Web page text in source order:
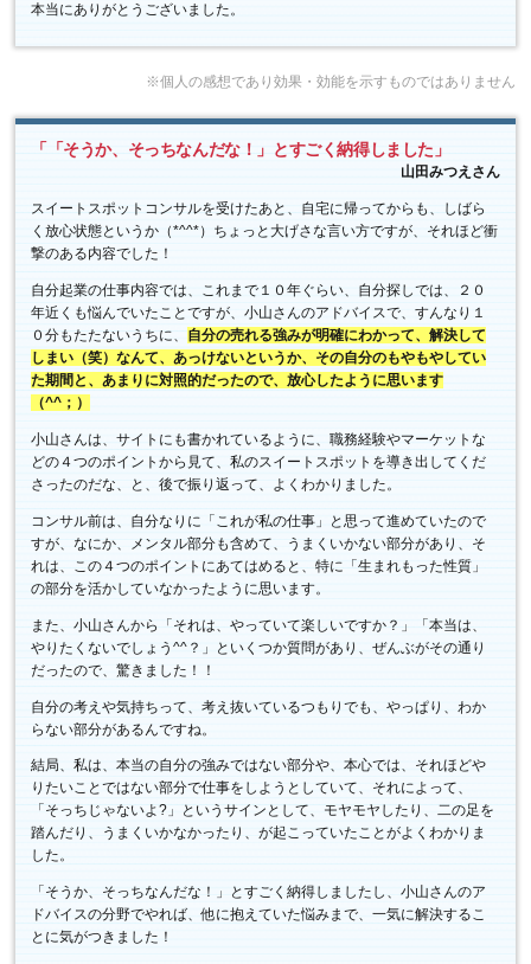
本当にありがとうございました。
※個人の感想であり効果・効能を示すものではありません
「「そうか、そっちなんだな！」とすごく納得しました」
山田みつえさん
スイートスポットコンサルを受けたあと、自宅に帰ってからも、しばら
く放心状態というか（*^^*）ちょっと大げさな言い方ですが、それほど衝
撃のある内容でした！
自分起業の仕事内容では、これまで１０年ぐらい、自分探しでは、２０
年近くも悩んでいたことですが、小山さんのアドバイスで、すんなり１
０分もたたないうちに、 自分の売れる強みが明確にわかって、解決して
しまい（笑）なんて、あっけないというか、その自分のもやもやしてい
た期間と、あまりに対照的だったので、放心したように思います
（^^；）
小山さんは、サイトにも書かれているように、職務経験やマーケットな
どの４つのポイントから見て、私のスイートスポットを導き出してくだ
さったのだな、と、後で振り返って、よくわかりました。
コンサル前は、自分なりに「これが私の仕事」と思って進めていたので
すが、なにか、メンタル部分も含めて、うまくいかない部分があり、そ
れは、この４つのポイントにあてはめると、特に「生まれもった性質」
の部分を活かしていなかったように思います。
また、小山さんから「それは、やっていて楽しいですか？」「本当は、
やりたくないでしょう^^？」といくつか質問があり、ぜんぶがその通り
だったので、驚きました！！
自分の考えや気持ちって、考え抜いているつもりでも、やっぱり、わか
らない部分があるんですね。
結局、私は、本当の自分の強みではない部分や、本心では、それほどや
りたいことではない部分で仕事をしようとしていて、それによって、
「そっちじゃないよ?」というサインとして、モヤモヤしたり、二の足を
踏んだり、うまくいかなかったり、が起こっていたことがよくわかりま
した。
「そうか、そっちなんだな！」とすごく納得しましたし、小山さんのア
ドバイスの分野でやれば、他に抱えていた悩みまで、一気に解決するこ
とに気がつきました！